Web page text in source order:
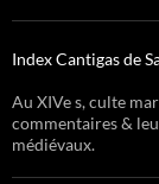
Index Cantigas de
Au XIVe s, culte
commentaires &
médiévaux.